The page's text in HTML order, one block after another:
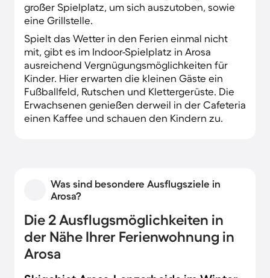
großer Spielplatz, um sich auszutoben, sowie
eine Grillstelle.
Spielt das Wetter in den Ferien einmal nicht
mit, gibt es im Indoor-Spielplatz in Arosa
ausreichend Vergnügungsmöglichkeiten für
Kinder. Hier erwarten die kleinen Gäste ein
Fußballfeld, Rutschen und Klettergerüste. Die
Erwachsenen genießen derweil in der Cafeteria
einen Kaffee und schauen den Kindern zu.
Was sind besondere Ausflugsziele in
Arosa?
Die 2 Ausflugsmöglichkeiten in
der Nähe Ihrer Ferienwohnung in
Arosa